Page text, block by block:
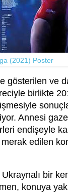
(2021) Poster
gösterilen ve
birlikte
Annesi
endişeyle
edilen
bir
konuya